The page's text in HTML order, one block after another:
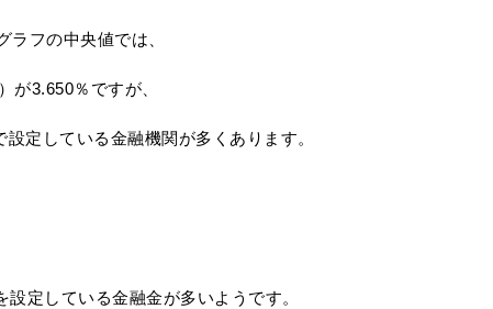
フの中央値では、
が3.650％ですが、
定している金融機関が多くあります。
定している金融金が多いようです。